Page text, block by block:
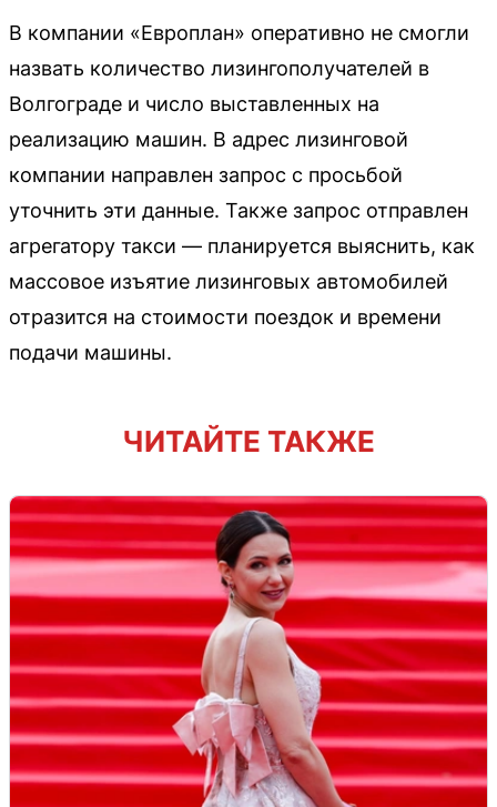
В компании «Европлан» оперативно не смогли
назвать количество лизингополучателей в
Волгограде и число выставленных на
реализацию машин. В адрес лизинговой
компании направлен запрос с просьбой
уточнить эти данные. Также запрос отправлен
агрегатору такси — планируется выяснить, как
массовое изъятие лизинговых автомобилей
отразится на стоимости поездок и времени
подачи машины.
ЧИТАЙТЕ ТАКЖЕ